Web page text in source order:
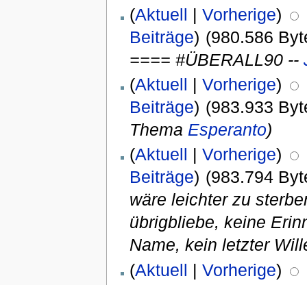
(Aktuell | Vorherige)
Beiträge) (980.586
==== #ÜBERALL90 --
(Aktuell | Vorherige)
Beiträge) (983.933
Thema Esperanto)
(Aktuell | Vorherige)
Beiträge) (983.794
wäre leichter zu
übrigbliebe, keine
Name, kein letzter
(Aktuell | Vorherige)